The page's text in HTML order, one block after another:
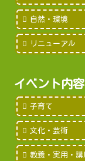
自然・環境
リニューアル
イベント内
子育て
文化・芸術
教養・実用・講